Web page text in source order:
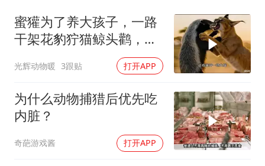
船舶避风项目停工 多地全力防台风
奋进开新局 实干挑大梁
蜜獾为了养大孩子，一路
干架花豹狞猫鲸头鹳，养
光辉动物暖 3跟贴 打开APP
为什么动物捕猎后优先吃
内脏？
奇葩游戏酱 打开APP